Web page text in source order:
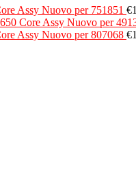
Assy Nuovo per 751851 €
Core Assy Nuovo per
Assy Nuovo per 807068 €